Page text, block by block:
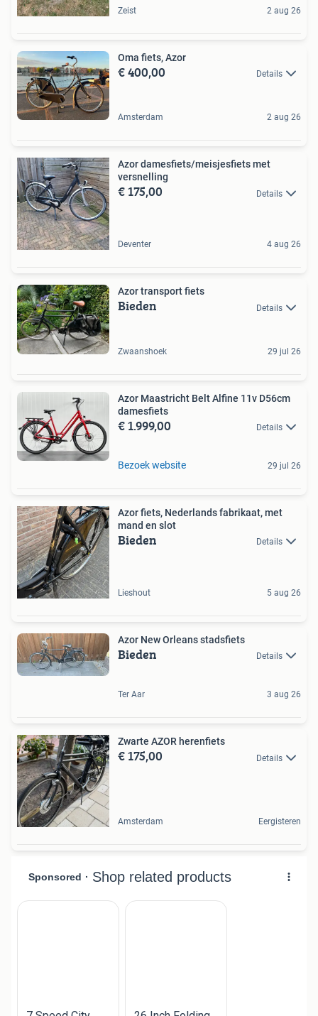
Zeist 2 aug 26
Oma fiets, Azor
€ 400,00 Details
Amsterdam 2 aug 26
Azor damesfiets/meisjesfiets met
versnelling
€ 175,00 Details
Deventer 4 aug 26
Azor transport fiets
Bieden Details
Zwaanshoek 29 jul 26
Azor Maastricht Belt Alfine 11v D56cm
damesfiets
€ 1.999,00 Details
Bezoek website 29 jul 26
Azor fiets, Nederlands fabrikaat, met
mand en slot
Bieden Details
Lieshout 5 aug 26
Azor New Orleans stadsfiets
Bieden Details
Ter Aar 3 aug 26
Zwarte AZOR herenfiets
€ 175,00 Details
Amsterdam Eergisteren